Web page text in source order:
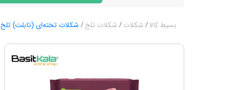
بسیط کالا شکلات شکلات تلخ شکلات تخته‌ای (تابلت) تلخ